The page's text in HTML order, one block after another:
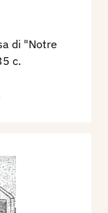
di "Notre
c.